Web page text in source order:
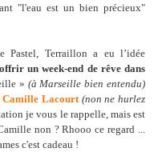
"l'eau est un bien précieux"
Pastel, Terraillon a eu l’idée
un week-end de rêve dans
» (à Marseille bien entendu)
Camille Lacourt (non ne hurlez
je vous le rappelle, mais est
non ? Rhooo ce regard ...
c'est cadeau !